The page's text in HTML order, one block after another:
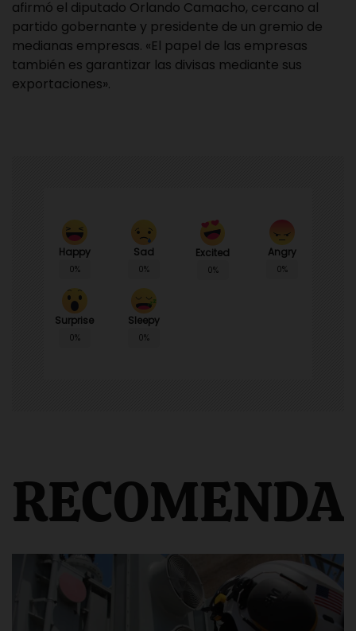
afirmó el diputado Orlando Camacho, cercano al
partido gobernante y presidente de un gremio de
medianas empresas. «El papel de las empresas
también es garantizar las divisas mediante sus
exportaciones».
Happy
0%
Sad
0%
Excited
0%
Angry
0%
Surprise
0%
Sleepy
0%